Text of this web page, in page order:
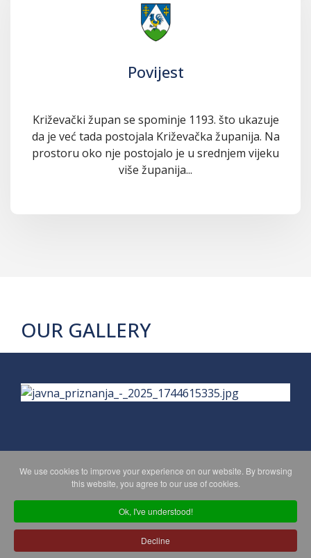
Povijest
Križevački župan se spominje 1193. što ukazuje
da je već tada postojala Križevačka županija. Na
prostoru oko nje postojalo je u srednjem vijeku
više županija...
OUR GALLERY
PRIVACY POLICY MAPA WEBA
Copyright © 2026 Koprivničko - križevačka županija. All Rights
Reserved.
We use cookies to improve your experience on our website. By browsing
this website, you agree to our use of cookies.
Ok, I've understood!
Decline